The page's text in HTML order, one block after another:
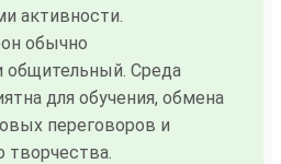
активности.
обычно
общительный. Среда
для обучения, обмена
переговоров и
творчества.